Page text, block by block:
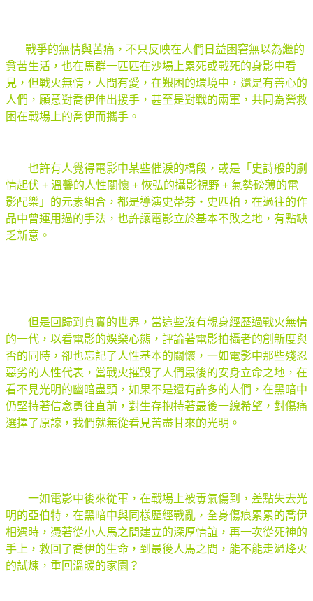
戰爭的無情與苦痛，不只反映在人們日益困窘無以為繼的
貧苦生活，也在馬群一匹匹在沙場上累死或戰死的身影中看
見，但戰火無情，人間有愛，在艱困的環境中，還是有善心的
人們，願意對喬伊伸出援手，甚至是對戰的兩軍，共同為營救
困在戰場上的喬伊而攜手。
也許有人覺得電影中某些催淚的橋段，或是「史詩般的劇
情起伏 + 溫馨的人性關懷 + 恢弘的攝影視野 + 氣勢磅薄的電
影配樂」的元素組合，都是導演史蒂芬‧史匹柏，在過往的作
品中曾運用過的手法，也許讓電影立於基本不敗之地，有點缺
乏新意。
但是回歸到真實的世界，當這些沒有親身經歷過戰火無情
的一代，以看電影的娛樂心態，評論著電影拍攝者的創新度與
否的同時，卻也忘記了人性基本的關懷，一如電影中那些殘忍
惡劣的人性代表，當戰火摧毀了人們最後的安身立命之地，在
看不見光明的幽暗盡頭，如果不是還有許多的人們，在黑暗中
仍堅持著信念勇往直前，對生存抱持著最後一線希望，對傷痛
選擇了原諒，我們就無從看見苦盡甘來的光明。
一如電影中後來從軍，在戰場上被毒氣傷到，差點失去光
明的亞伯特，在黑暗中與同樣歷經戰亂，全身傷痕累累的喬伊
相遇時，憑著從小人馬之間建立的深厚情誼，再一次從死神的
手上，救回了喬伊的生命，到最後人馬之間，能不能走過烽火
的試煉，重回溫暖的家園？